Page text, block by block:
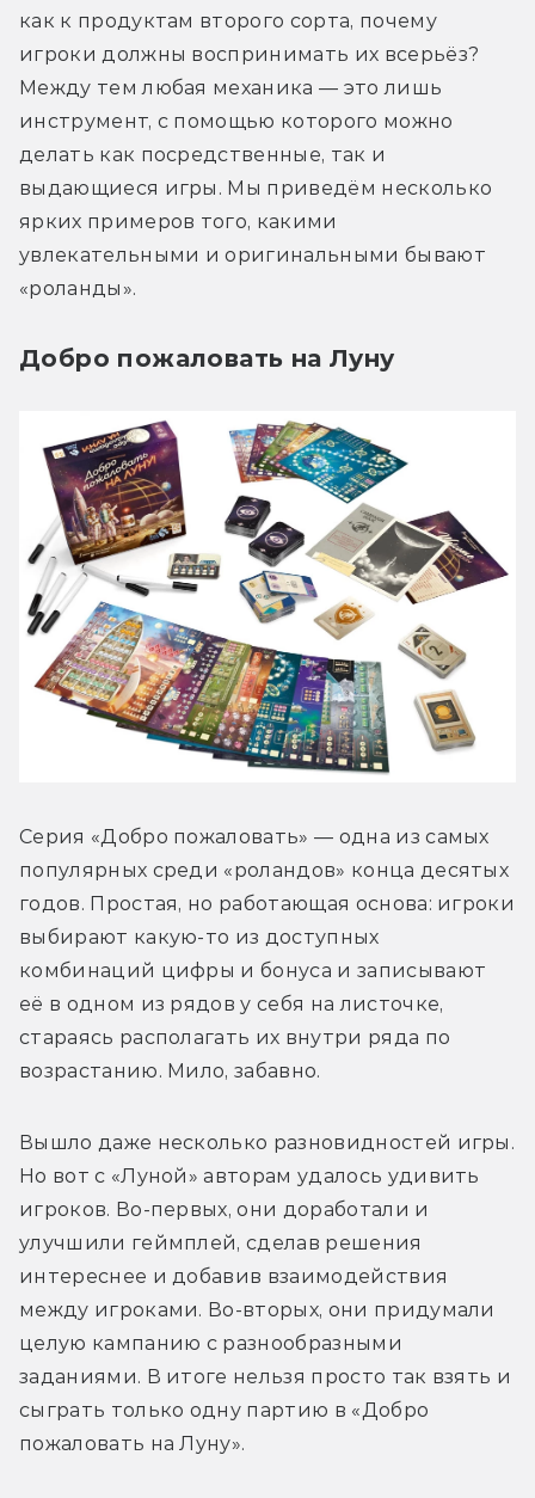
как к продуктам второго сорта, почему
игроки должны воспринимать их всерьёз?
Между тем любая механика — это лишь
инструмент, с помощью которого можно
делать как посредственные, так и
выдающиеся игры. Мы приведём несколько
ярких примеров того, какими
увлекательными и оригинальными бывают
«роланды».
Добро пожаловать на Луну
Серия «Добро пожаловать» — одна из самых
популярных среди «роландов» конца десятых
годов. Простая, но работающая основа: игроки
выбирают какую-то из доступных
комбинаций цифры и бонуса и записывают
её в одном из рядов у себя на листочке,
стараясь располагать их внутри ряда по
возрастанию. Мило, забавно.
Вышло даже несколько разновидностей игры.
Но вот с «Луной» авторам удалось удивить
игроков. Во-первых, они доработали и
улучшили геймплей, сделав решения
интереснее и добавив взаимодействия
между игроками. Во-вторых, они придумали
целую кампанию с разнообразными
заданиями. В итоге нельзя просто так взять и
сыграть только одну партию в «Добро
пожаловать на Луну».